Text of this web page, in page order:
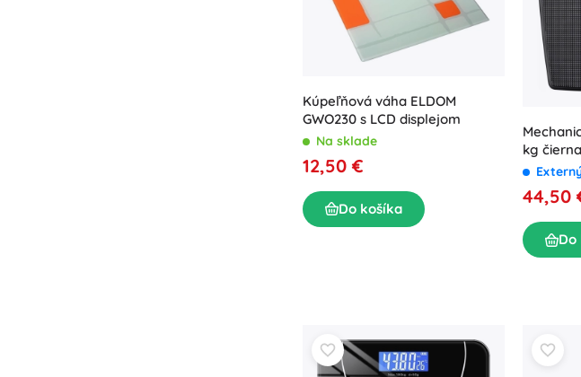
Kúpeľňová váha ELDOM
GWO230 s LCD displejom
Na sklade
12,50 €
Do košíka
kg
44,50
Do